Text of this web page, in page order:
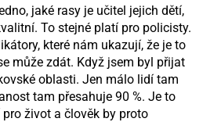
jaké rasy je učitel jejich dětí,
To stejné platí pro policisty.
které nám ukazují, že je to
může zdát. Když jsem byl přijat
oblasti. Jen málo lidí tam
tam přesahuje 90 %. Je to
život a člověk by proto